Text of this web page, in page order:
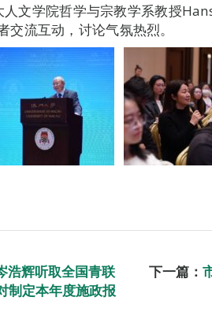
文学院哲学与宗教学系教授
流互动，讨论气氛热烈。
浩辉听取全国青联
制定本年度施政报
下一篇：